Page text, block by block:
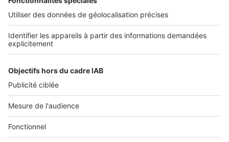
Actualités pro
Nous contacter
Connexion à My SeLoger Pro
Espace Presse